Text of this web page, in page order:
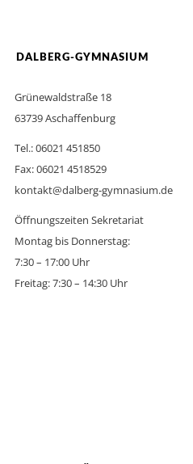
DALBERG-GYMNASIUM
Grünewaldstraße 18
63739 Aschaffenburg
Tel.: 06021 451850
Fax: 06021 4518529
kontakt@dalberg-gymnasium.de
Öffnungszeiten Sekretariat
Montag bis Donnerstag:
7:30 – 17:00 Uhr
Freitag: 7:30 – 14:30 Uhr